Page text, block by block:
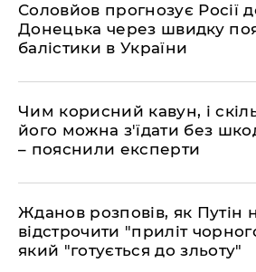
Соловйов прогнозує Росії
Донецька через швидку
балістики в України
Чим корисний кавун, і
його можна з'їдати без
– пояснили експерти
Жданов розповів, як Путін
відстрочити "приліт
який "готується до зльоту"